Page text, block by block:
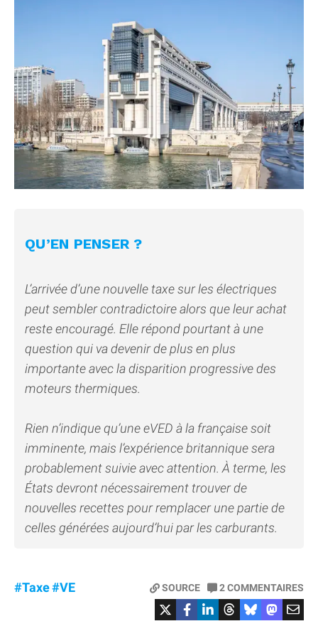
QU’EN PENSER ?
L’arrivée d’une nouvelle taxe sur les électriques
peut sembler contradictoire alors que leur achat
reste encouragé. Elle répond pourtant à une
question qui va devenir de plus en plus
importante avec la disparition progressive des
moteurs thermiques.
Rien n’indique qu’une eVED à la française soit
imminente, mais l’expérience britannique sera
probablement suivie avec attention. À terme, les
États devront nécessairement trouver de
nouvelles recettes pour remplacer une partie de
celles générées aujourd’hui par les carburants.
#Taxe#VE SOURCE 2COMMENTAIRES